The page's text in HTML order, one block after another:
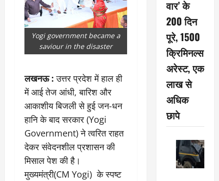
Yogi government became a
saviour in the disaster
लखनऊ : उत्तर प्रदेश में हाल ही
में आई तेज आंधी, बारिश और
आकाशीय बिजली से हुई जन-धन
हानि के बाद सरकार (Yogi
Government) ने त्वरित राहत
देकर संवेदनशील प्रशासन की
मिसाल पेश की है।
मुख्यमंत्री(CM Yogi) के स्पष्ट
वार’ के
200 दिन
पूरे, 1500
क्रिमिनल्स
अरेस्ट, एक
लाख से
अधिक
छापे